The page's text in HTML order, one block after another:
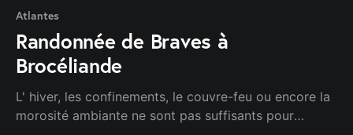
Atlantes
Randonnée de Braves à
Brocéliande
L' hiver, les confinements, le couvre-feu ou encore la
morosité ambiante ne sont pas suffisants pour